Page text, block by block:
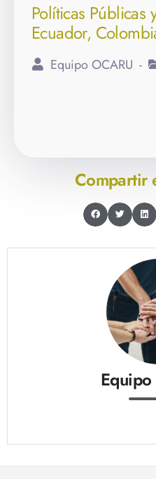
Políticas
Ecuador,
Equipo OCARU
Compartir